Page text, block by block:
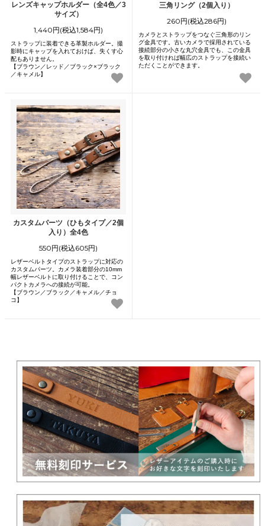
レンズキャップホルダー（全4色／3
サイズ）
1,440円(税込1,584円)
ストラップに装着できる革製ホルダー。撮
影時にキャップを入れておけば、失くす心
配もありません。
【ブラウン／レッド／ブラック×ブラック
／キャメル】
三角リング（2個入り）
260円(税込286円)
カメラとストラップをつなぐ三角形のリン
グ金具です。古いカメラで採用されている
接続部分の小さな丸穴金具でも、この金具
を取り付ければ幅広のストラップを接続い
ただくことができます。
カスタムパーツ（ひもタイプ／2個
入り）全4色
550円(税込605円)
レザーベルトタイプのストラップに対応の
カスタムパーツ。カメラ装着部分の10mm
幅レザーベルトに取り付けることで、コン
パクトカメラへの接続が可能。
【ブラウン／ブラック／キャメル／チョ
コ】